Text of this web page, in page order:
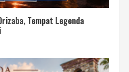
Tempat Legenda